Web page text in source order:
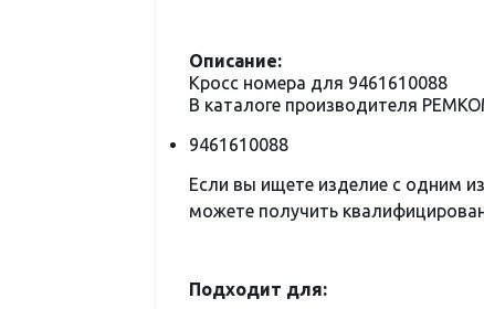
Описание:
Кросс номера для 9461610088
В каталоге производителя
9461610088
Если вы ищете изделие с одним
можете получить
Подходит для: